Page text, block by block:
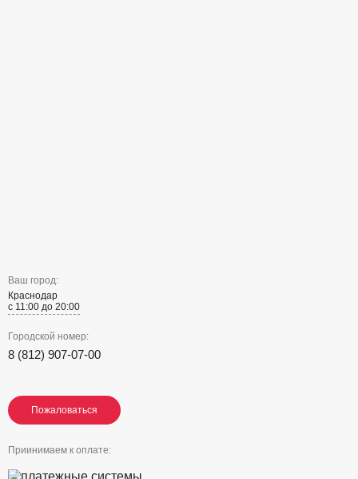
Ваш город:
Краснодар
с 11:00 до 20:00
Городской номер:
8 (812) 907-07-00
Пожаловаться
Пожаловаться
Пожаловаться
Приинимаем к оплате: